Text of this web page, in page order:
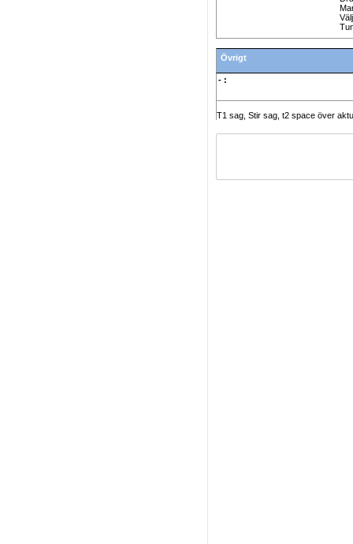
Övrigt
- :
T1 sag, Stir sag, t2 space över